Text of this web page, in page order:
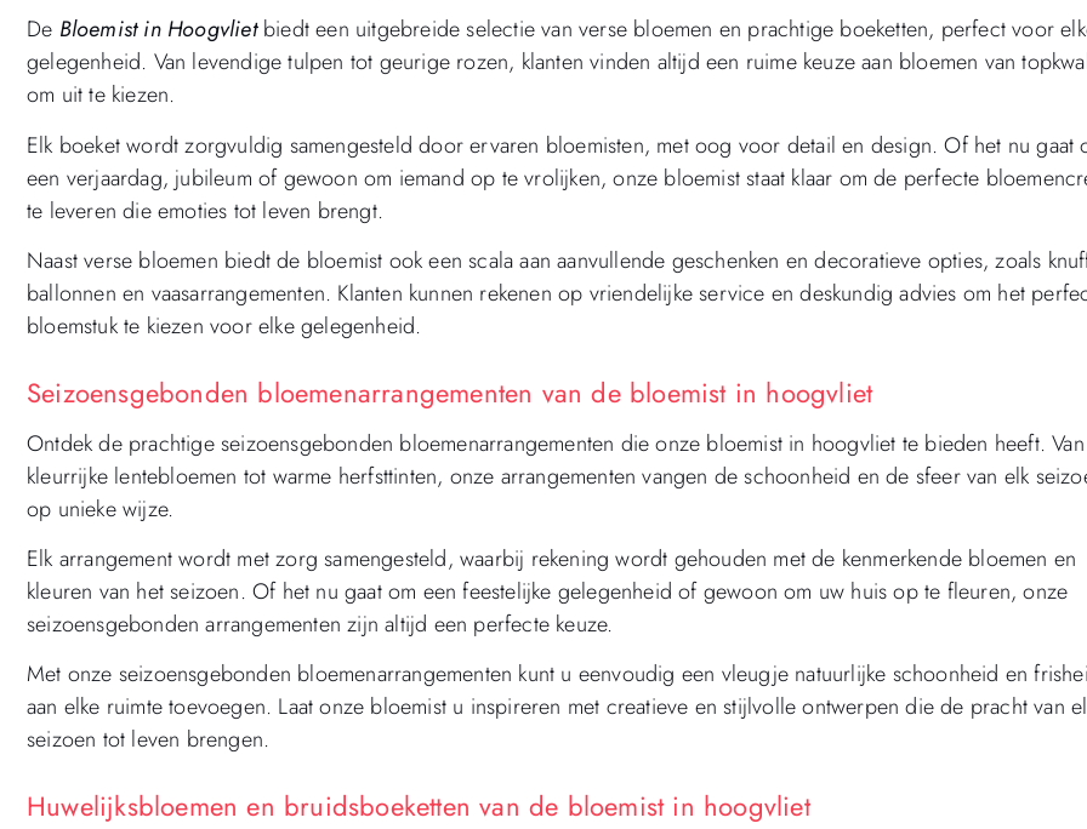
De Bloemist in Hoogvlietbiedt een uitgebreide selectie van verse bloemen en prachtige boeketten, perfect voor
gelegenheid. Van levendige tulpen tot geurige rozen, klanten vinden altijd een ruime keuze aan bloemen van
om uit te kiezen.
Elk boeket wordt zorgvuldig samengesteld door ervaren bloemisten, met oog voor detail en design. Of het nu gaat
een verjaardag, jubileum of gewoon om iemand op te vrolijken, onze bloemist staat klaar om de perfecte
te leveren die emoties tot leven brengt.
Naast verse bloemen biedt de bloemist ook een scala aan aanvullende geschenken en decoratieve opties, zoals
ballonnen en vaasarrangementen. Klanten kunnen rekenen op vriendelijke service en deskundig advies om het
bloemstuk te kiezen voor elke gelegenheid.
Seizoensgebonden bloemenarrangementen van de bloemist in hoogvliet
Ontdek de prachtige seizoensgebonden bloemenarrangementen die onze bloemist in hoogvliet te bieden heeft. Van
kleurrijke lentebloemen tot warme herfsttinten, onze arrangementen vangen de schoonheid en de sfeer van elk
op unieke wijze.
Elk arrangement wordt met zorg samengesteld, waarbij rekening wordt gehouden met de kenmerkende bloemen en
kleuren van het seizoen. Of het nu gaat om een feestelijke gelegenheid of gewoon om uw huis op te fleuren, onze
seizoensgebonden arrangementen zijn altijd een perfecte keuze.
Met onze seizoensgebonden bloemenarrangementen kunt u eenvoudig een vleugje natuurlijke schoonheid en
aan elke ruimte toevoegen. Laat onze bloemist u inspireren met creatieve en stijlvolle ontwerpen die de pracht van
seizoen tot leven brengen.
Huwelijksbloemen en bruidsboeketten van de bloemist in hoogvliet